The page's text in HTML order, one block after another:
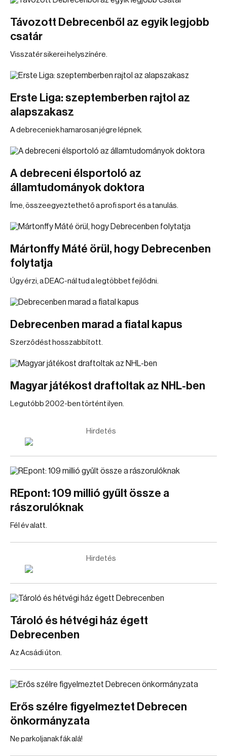
Távozott Debrecenből az egyik legjobb
csatár
Visszatér sikerei helyszínére.
Erste Liga: szeptemberben rajtol az
alapszakasz
A debreceniek hamarosan jégre lépnek.
A debreceni élsportoló az
államtudományok doktora
Íme, összeegyeztethető a profi sport és a tanulás.
Mártonffy Máté örül, hogy Debrecenben
folytatja
Úgy érzi, a DEAC-nál tud a legtöbbet fejlődni.
Debrecenben marad a fiatal kapus
Szerződést hosszabbított.
Magyar játékost draftoltak az NHL-ben
Legutóbb 2002-ben történt ilyen.
Hirdetés
REpont: 109 millió gyűlt össze a
rászorulóknak
Fél év alatt.
Hirdetés
Tároló és hétvégi ház égett
Debrecenben
Az Acsádi úton.
Erős szélre figyelmeztet Debrecen
önkormányzata
Ne parkoljanak fák alá!